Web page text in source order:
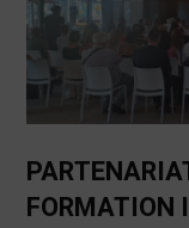
FORMATION